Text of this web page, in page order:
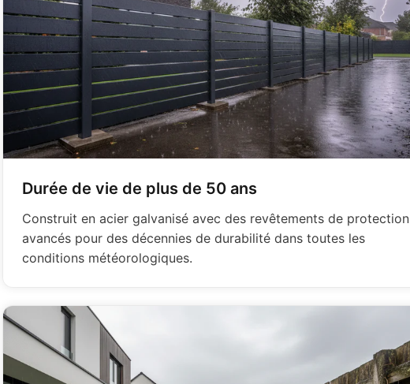
Durée de vie de plus de 50 ans
Construit en acier galvanisé avec des revêtements de protection
avancés pour des décennies de durabilité dans toutes les
conditions météorologiques.